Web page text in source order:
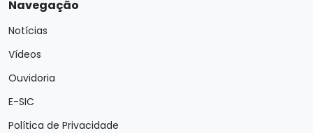
Navegação
Notícias
Vídeos
Ouvidoria
E-SIC
Política de Privacidade